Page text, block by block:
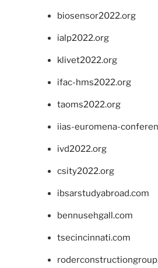
biosensor2022.org
ialp2022.org
klivet2022.org
ifac-hms2022.org
taoms2022.org
iias-euromena-
ivd2022.org
csity2022.org
ibsarstudyabroad.com
bennusehgall.com
tsecincinnati.com